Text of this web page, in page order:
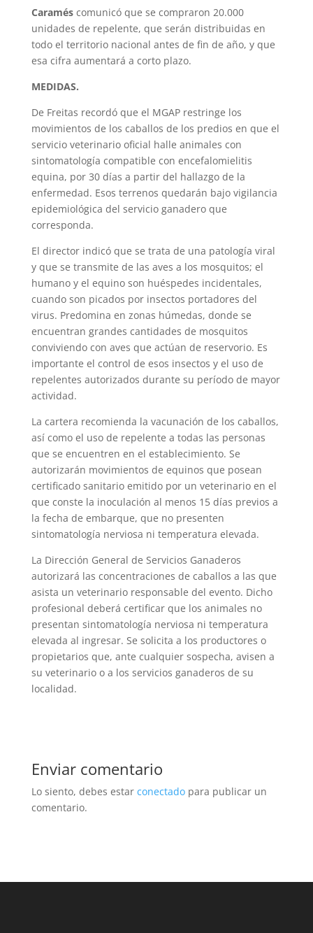
Caraméscomunicó que se compraron 20.000
unidades de repelente, que serán distribuidas en
todo el territorio nacional antes de fin de año, y que
esa cifra aumentará a corto plazo.
MEDIDAS.
De Freitas recordó que el MGAP restringe los
movimientos de los caballos de los predios en que el
servicio veterinario oficial halle animales con
sintomatología compatible con encefalomielitis
equina, por 30 días a partir del hallazgo de la
enfermedad. Esos terrenos quedarán bajo vigilancia
epidemiológica del servicio ganadero que
corresponda.
El director indicó que se trata de una patología viral
y que se transmite de las aves a los mosquitos; el
humano y el equino son huéspedes incidentales,
cuando son picados por insectos portadores del
virus. Predomina en zonas húmedas, donde se
encuentran grandes cantidades de mosquitos
conviviendo con aves que actúan de reservorio. Es
importante el control de esos insectos y el uso de
repelentes autorizados durante su período de mayor
actividad.
La cartera recomienda la vacunación de los caballos,
así como el uso de repelente a todas las personas
que se encuentren en el establecimiento. Se
autorizarán movimientos de equinos que posean
certificado sanitario emitido por un veterinario en el
que conste la inoculación al menos 15 días previos a
la fecha de embarque, que no presenten
sintomatología nerviosa ni temperatura elevada.
La Dirección General de Servicios Ganaderos
autorizará las concentraciones de caballos a las que
asista un veterinario responsable del evento. Dicho
profesional deberá certificar que los animales no
presentan sintomatología nerviosa ni temperatura
elevada al ingresar. Se solicita a los productores o
propietarios que, ante cualquier sospecha, avisen a
su veterinario o a los servicios ganaderos de su
localidad.
Enviar comentario
Lo siento, debes estar conectadopara publicar un
comentario.